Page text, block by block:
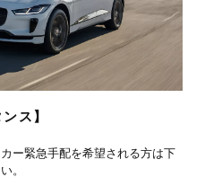
ス】
ー緊急手配を希望される方は下
。